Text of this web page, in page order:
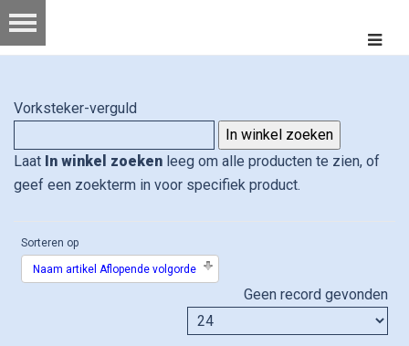
Vorksteker-verguld
Laat In winkel zoeken leeg om alle producten te zien, of
geef een zoekterm in voor specifiek product.
Sorteren op
Naam artikel Aflopende volgorde
Geen record gevonden